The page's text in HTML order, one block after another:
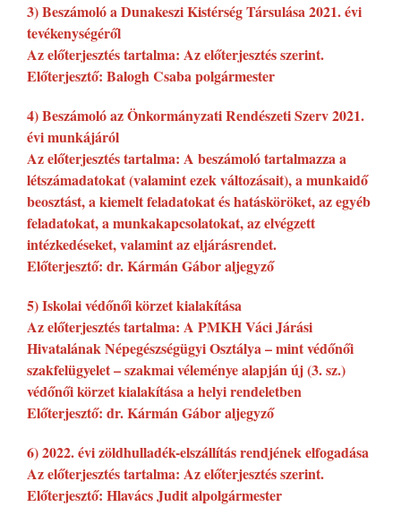
3) Beszámoló a Dunakeszi Kistérség Társulása 2021. évi
tevékenységéről
Az előterjesztés tartalma: Az előterjesztés szerint.
Előterjesztő: Balogh Csaba polgármester
4) Beszámoló az Önkormányzati Rendészeti Szerv 2021.
évi munkájáról
Az előterjesztés tartalma: A beszámoló tartalmazza a
létszámadatokat (valamint ezek változásait), a munkaidő
beosztást, a kiemelt feladatokat és hatásköröket, az egyéb
feladatokat, a munkakapcsolatokat, az elvégzett
intézkedéseket, valamint az eljárásrendet.
Előterjesztő: dr. Kármán Gábor aljegyző
5) Iskolai védőnői körzet kialakítása
Az előterjesztés tartalma: A PMKH Váci Járási
Hivatalának Népegészségügyi Osztálya – mint védőnői
szakfelügyelet – szakmai véleménye alapján új (3. sz.)
védőnői körzet kialakítása a helyi rendeletben
Előterjesztő: dr. Kármán Gábor aljegyző
6) 2022. évi zöldhulladék-elszállítás rendjének elfogadása
Az előterjesztés tartalma: Az előterjesztés szerint.
Előterjesztő: Hlavács Judit alpolgármester